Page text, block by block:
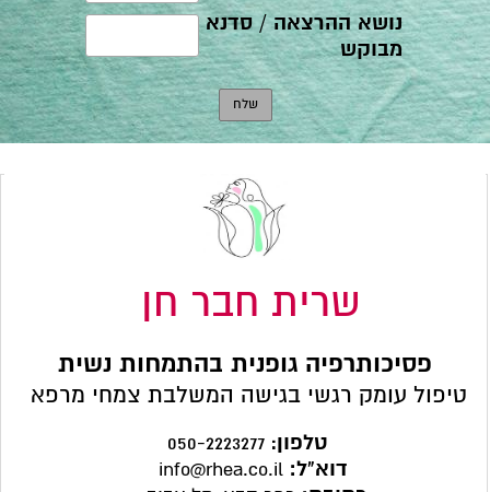
פסיכותרפיה גופנית בהתמחות נשית
טיפול עומק רגשי בגישה המשלבת צמחי מרפא
טלפון:
דוא"ל:
שרית חבר חן